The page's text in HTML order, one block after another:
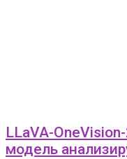
LLaVA-
модель